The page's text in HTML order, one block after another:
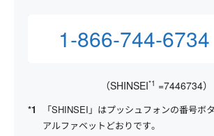
1-866-744-6734
（SHINSEI*1 =7446734）
「SHINSEI」はプッシュフォンの番号ボ
アルファベットどおりです。